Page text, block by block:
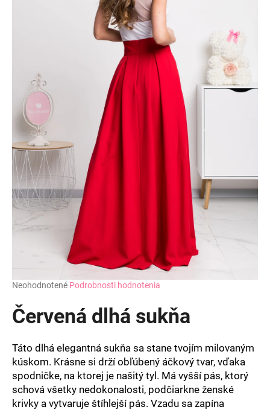
Priemerné
produktu
je
5
hviezdičiek.
Neohodnotené Podrobnosti hodnotenia
Červená dlhá sukňa
Táto dlhá elegantná sukňa sa stane tvojím milovaným
kúskom. Krásne si drží obľúbený áčkový tvar, vďaka
spodničke, na ktorej je našitý tyl. Má vyšší pás, ktorý
schová všetky nedokonalosti, podčiarkne ženské
krivky a vytvaruje štíhlejší pás. Vzadu sa zapína